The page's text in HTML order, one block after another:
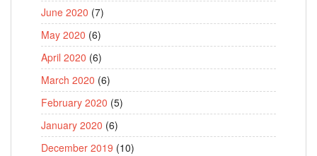
June 2020 (7)
May 2020 (6)
April 2020 (6)
March 2020 (6)
February 2020 (5)
January 2020 (6)
December 2019 (10)